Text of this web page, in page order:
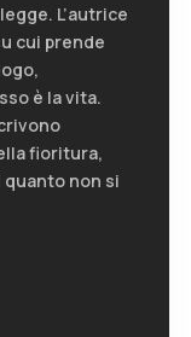
L’autrice
cui prende
è la vita.
fioritura,
quanto non si